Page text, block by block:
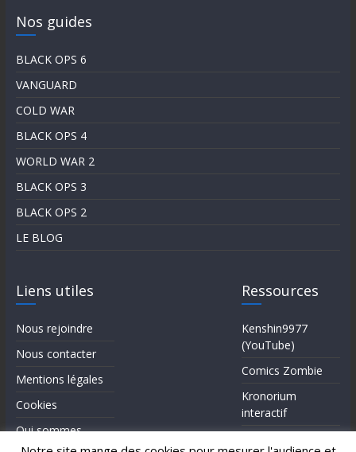
Nos guides
BLACK OPS 6
VANGUARD
COLD WAR
BLACK OPS 4
WORLD WAR 2
BLACK OPS 3
BLACK OPS 2
LE BLOG
Liens utiles
Nous rejoindre
Nous contacter
Mentions légales
Cookies
Qui sommes-
nous?
Ressources
Kenshin9977
(YouTube)
Comics Zombie
Kronorium
interactif